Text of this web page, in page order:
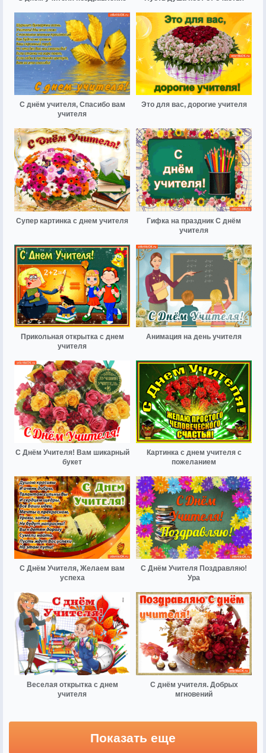
С днём учителя, Спасибо вам
учителя
Это для вас, дорогие учителя
Супер картинка с днем учителя
Гифка на праздник С днём
учителя
Прикольная открытка с днем
учителя
Анимация на день учителя
С Днём Учителя! Вам шикарный
букет
Картинка с днем учителя с
пожеланием
С Днём Учителя, Желаем вам
успеха
С Днём Учителя Поздравляю!
Ура
Веселая открытка с днем
учителя
С днём учителя. Добрых
мгновений
Показать еще